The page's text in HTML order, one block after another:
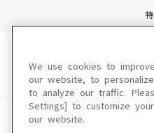
We use cookies to
our website, to
to analyze our traffic.
Settings] to customize
our website.